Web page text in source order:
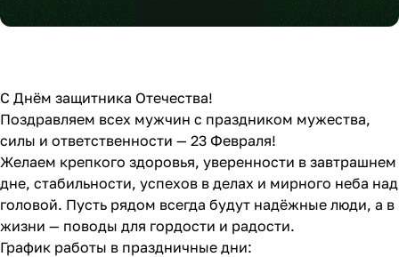
С Днём защитника Отечества!
Поздравляем всех мужчин с праздником мужества,
силы и ответственности — 23 Февраля!
Желаем крепкого здоровья, уверенности в завтрашнем
дне, стабильности, успехов в делах и мирного неба над
головой. Пусть рядом всегда будут надёжные люди, а в
жизни — поводы для гордости и радости.
График работы в праздничные дни: